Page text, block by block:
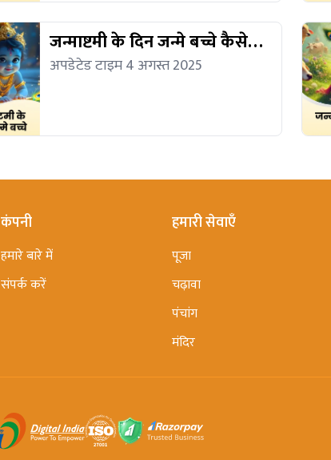
जन्माष्टमी के दिन जन्मे बच्चे कैसे
होते हैं?
अपडेटेड टाइम 4 अगस्त 2025
कंपनी
हमारे बारे में
संपर्क करें
हमारी सेवाएँ
पूजा
चढ़ावा
पंचांग
मंदिर